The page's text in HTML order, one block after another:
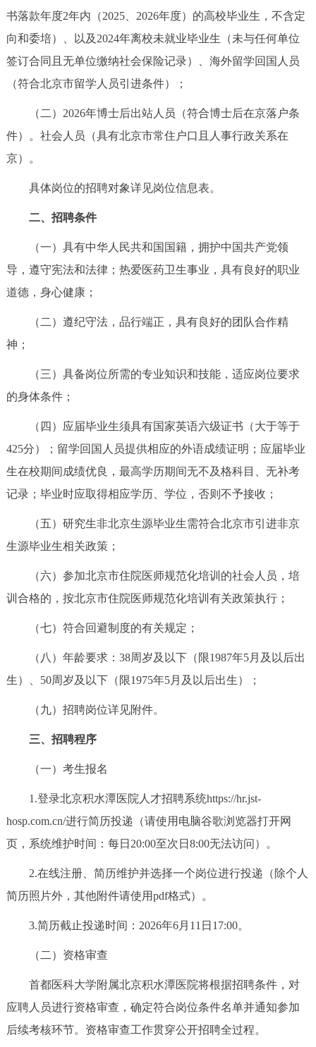
ESPAÑOL العربية PORTUGUÊS
ITALIANO
回到顶部
书落款年度2年内（2025、2026年度）的高校毕业生，不含定
向和委培）、以及2024年离校未就业毕业生（未与任何单位
签订合同且无单位缴纳社会保险记录）、海外留学回国人员
（符合北京市留学人员引进条件）；
（二）2026年博士后出站人员（符合博士后在京落户条
件）。社会人员（具有北京市常住户口且人事行政关系在
京）。
具体岗位的招聘对象详见岗位信息表。
二、招聘条件
（一）具有中华人民共和国国籍，拥护中国共产党领
导，遵守宪法和法律；热爱医药卫生事业，具有良好的职业
道德，身心健康；
（二）遵纪守法，品行端正，具有良好的团队合作精
神；
（三）具备岗位所需的专业知识和技能，适应岗位要求
的身体条件；
（四）应届毕业生须具有国家英语六级证书（大于等于
425分）；留学回国人员提供相应的外语成绩证明；应届毕业
生在校期间成绩优良，最高学历期间无不及格科目、无补考
记录；毕业时应取得相应学历、学位，否则不予接收；
（五）研究生非北京生源毕业生需符合北京市引进非京
生源毕业生相关政策；
（六）参加北京市住院医师规范化培训的社会人员，培
训合格的，按北京市住院医师规范化培训有关政策执行；
（七）符合回避制度的有关规定；
（八）年龄要求：38周岁及以下（限1987年5月及以后出
生）、50周岁及以下（限1975年5月及以后出生）；
（九）招聘岗位详见附件。
三、招聘程序
（一）考生报名
1.登录北京积水潭医院人才招聘系统https://hr.jst-
hosp.com.cn/进行简历投递（请使用电脑谷歌浏览器打开网
页，系统维护时间：每日20:00至次日8:00无法访问）。
2.在线注册、简历维护并选择一个岗位进行投递（除个人
简历照片外，其他附件请使用pdf格式）。
3.简历截止投递时间：2026年6月11日17:00。
（二）资格审查
首都医科大学附属北京积水潭医院将根据招聘条件，对
应聘人员进行资格审查，确定符合岗位条件名单并通知参加
后续考核环节。资格审查工作贯穿公开招聘全过程。